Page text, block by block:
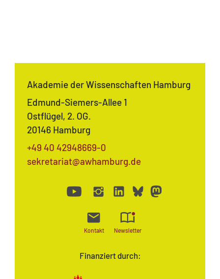
Finanziert durch:
Akademie der Wissenschaften Hamburg
Edmund-Siemers-Allee 1
Ostflügel, 2. OG.
20146 Hamburg
+49 40 42948669-0
sekretariat@awhamburg.de
Kontakt Newsletter